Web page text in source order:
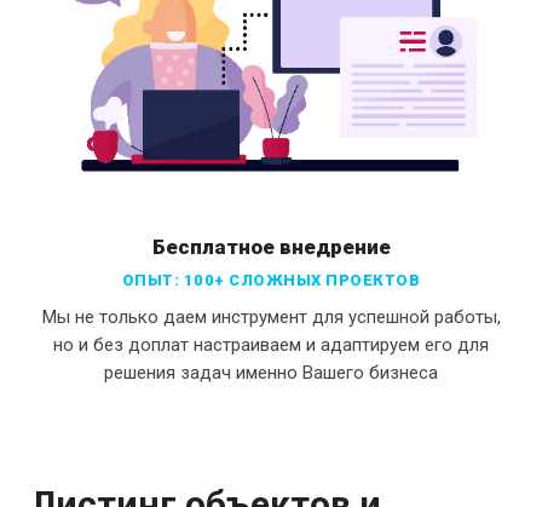
Бесплатное внедрение
ОПЫТ: 100+ СЛОЖНЫХ ПРОЕКТОВ
Мы не только даем инструмент для успешной работы,
но и без доплат настраиваем и адаптируем его для
решения задач именно Вашего бизнеса